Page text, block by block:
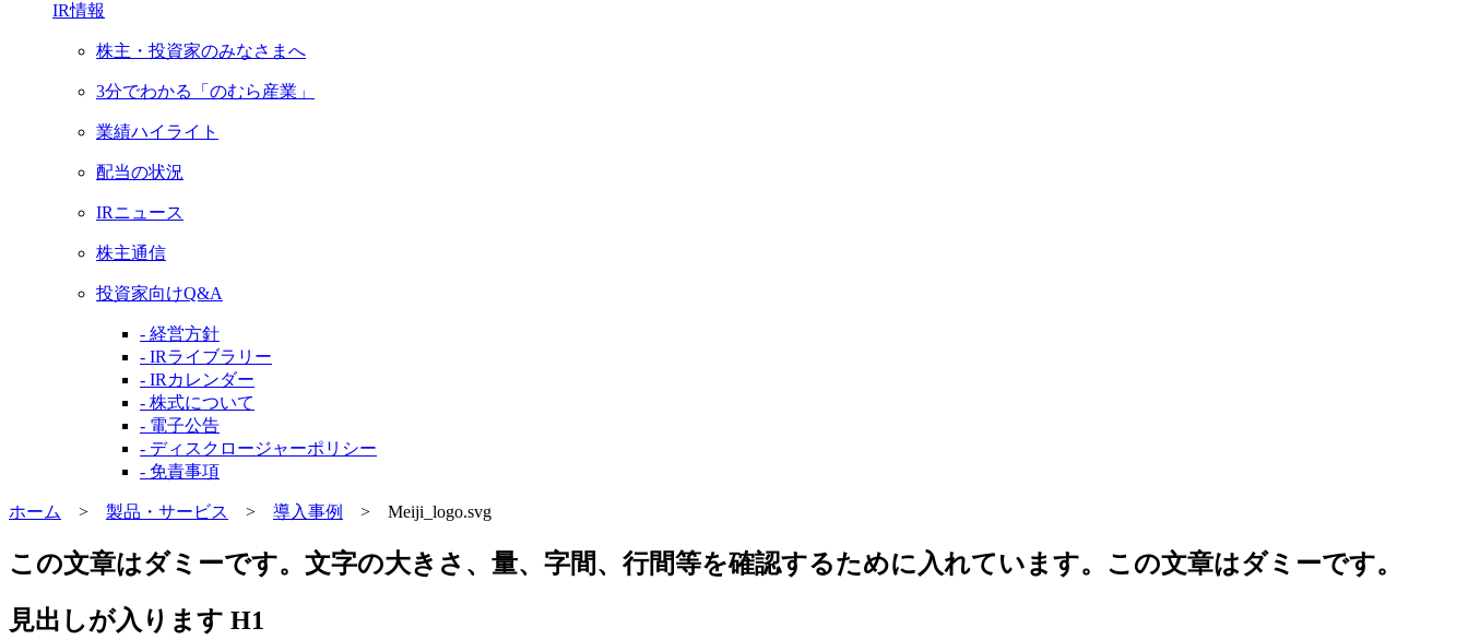
IR情報
株主・投資家のみなさまへ
3分でわかる「のむら産業」
業績ハイライト
配当の状況
IRニュース
株主通信
投資家向けQ&A
- 経営方針
- IRライブラリー
- IRカレンダー
- 株式について
- 電子公告
- ディスクロージャーポリシー
- 免責事項
ホーム > 製品・サービス > 導入事例 > Meiji_logo.svg
この文章はダミーです。文字の大きさ、量、字間、行間等を確認するために入れています。この文章はダミーです。
見出しが入ります H1